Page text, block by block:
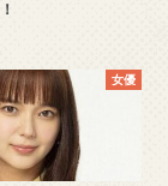
女優